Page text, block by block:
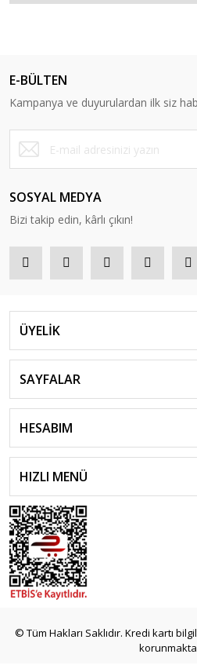
E-BÜLTEN
Kampanya ve duyurulardan ilk siz
SOSYAL MEDYA
Bizi takip edin, kârlı çıkın!
ÜYELİK
SAYFALAR
HESABIM
HIZLI MENÜ
© Tüm Hakları Saklıdır. Kredi kartı